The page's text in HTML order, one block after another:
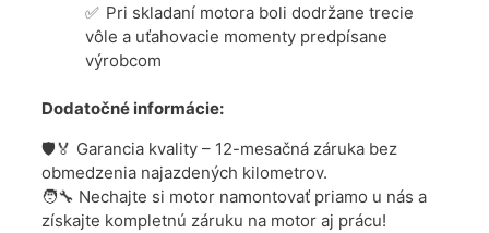
Pri skladaní motora boli dodržane trecie
vôle a uťahovacie momenty predpísane
výrobcom
Dodatočné informácie:
🛡️🏅 Garancia kvality – 12-mesačná záruka bez
obmedzenia najazdených kilometrov.
🧑‍🔧 Nechajte si motor namontovať priamo u nás a
získajte kompletnú záruku na motor aj prácu!